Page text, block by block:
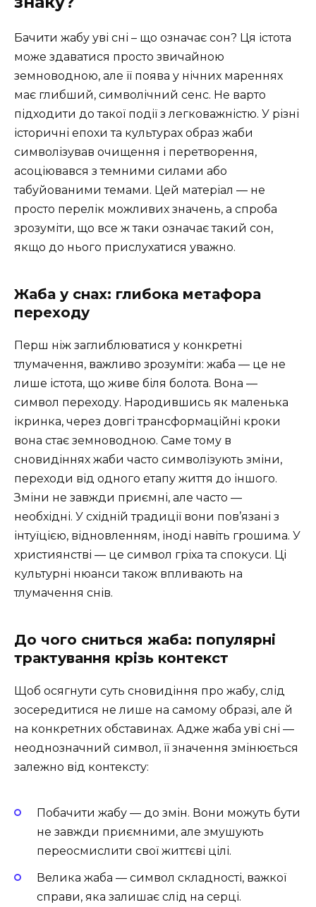
Бачити жабу уві сні – що означає сон? Ця істота
може здаватися просто звичайною
земноводною, але її поява у нічних мареннях
має глибший, символічний сенс. Не варто
підходити до такої події з легковажністю. У різні
історичні епохи та культурах образ жаби
символізував очищення і перетворення,
асоціювався з темними силами або
табуйованими темами. Цей матеріал — не
просто перелік можливих значень, а спроба
зрозуміти, що все ж таки означає такий сон,
якщо до нього прислухатися уважно.
Жаба у снах: глибока метафора
переходу
Перш ніж заглиблюватися у конкретні
тлумачення, важливо зрозуміти: жаба — це не
лише істота, що живе біля болота. Вона —
символ переходу. Народившись як маленька
ікринка, через довгі трансформаційні кроки
вона стає земноводною. Саме тому в
сновидіннях жаби часто символізують зміни,
переходи від одного етапу життя до іншого.
Зміни не завжди приємні, але часто —
необхідні. У східній традиції вони пов’язані з
інтуїцією, відновленням, іноді навіть грошима. У
християнстві — це символ гріха та спокуси. Ці
культурні нюанси також впливають на
тлумачення снів.
До чого сниться жаба: популярні
трактування крізь контекст
Щоб осягнути суть сновидіння про жабу, слід
зосередитися не лише на самому образі, але й
на конкретних обставинах. Адже жаба уві сні —
неоднозначний символ, її значення змінюється
залежно від контексту:
Побачити жабу — до змін. Вони можуть бути
не завжди приємними, але змушують
переосмислити свої життєві цілі.
Велика жаба — символ складності, важкої
справи, яка залишає слід на серці.